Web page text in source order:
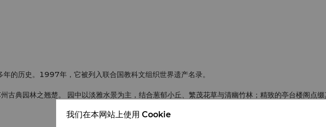
的历史。1997年，它被列入联合国教科文组织世界遗产名录。
典园林之翘楚。 园中以淡雅水景为主，结合葱郁小丘、繁茂花草与清幽竹林；精致的亭台楼阁点
我们在本网站上使用 Cookie